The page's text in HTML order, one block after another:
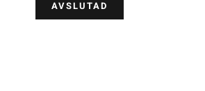
AVSLUTAD